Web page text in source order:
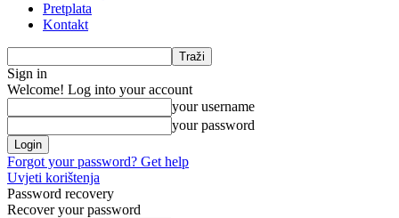
Pretplata
Kontakt
Sign in
Welcome! Log into your account
your username
your password
Forgot your password? Get help
Uvjeti korištenja
Password recovery
Recover your password